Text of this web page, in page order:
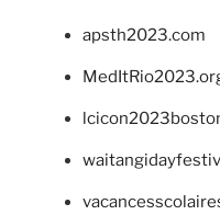
apsth2023.com